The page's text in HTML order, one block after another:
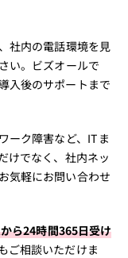
社内の電話環境を見
い。ビズオールで
入後のサポートまで
ーク障害など、ITま
けでなく、社内ネッ
気軽にお問い合わせ
ら24時間365日受け
ご相談いただけま